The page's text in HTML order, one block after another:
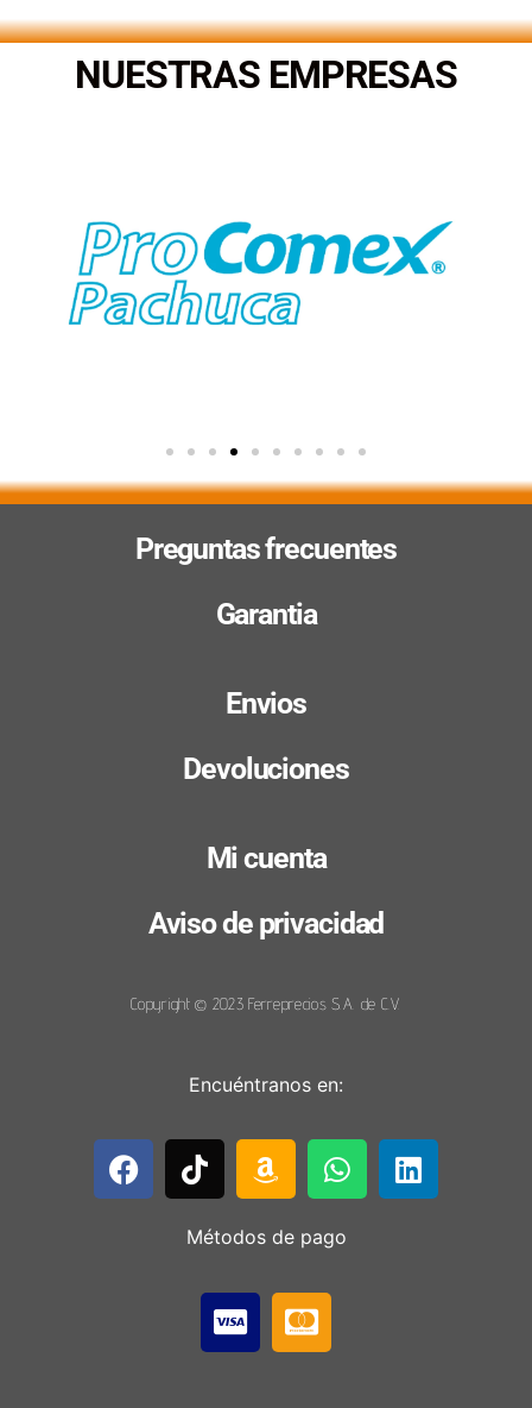
NUESTRAS EMPRESAS
Preguntas frecuentes
Garantia
Envios
Devoluciones
Mi cuenta
Aviso de privacidad
Copyright © 2023 Ferreprecios S.A. de C.V.
Encuéntranos en:
Métodos de pago